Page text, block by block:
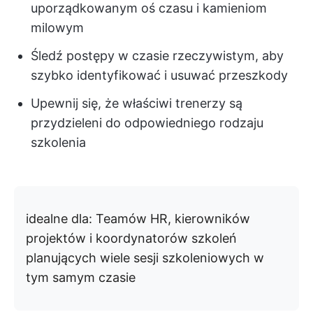
uporządkowanym oś czasu i kamieniom
milowym
Śledź postępy w czasie rzeczywistym, aby
szybko identyfikować i usuwać przeszkody
Upewnij się, że właściwi trenerzy są
przydzieleni do odpowiedniego rodzaju
szkolenia
idealne dla: Teamów HR, kierowników
projektów i koordynatorów szkoleń
planujących wiele sesji szkoleniowych w
tym samym czasie